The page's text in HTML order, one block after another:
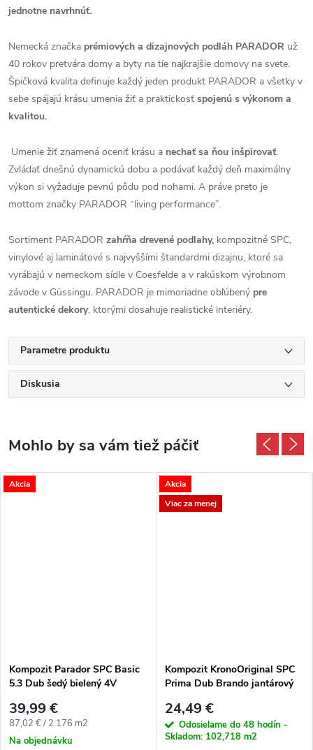
jednotne navrhnúť.
Nemecká značka prémiových a dizajnových podláh PARADOR už
40 rokov pretvára domy a byty na tie najkrajšie domovy na svete.
Špičková kvalita definuje každý jeden produkt PARADOR a všetky v
sebe spájajú krásu umenia žiť a praktickosť spojenú s výkonom a
kvalitou.
Umenie žiť znamená oceniť krásu a nechať sa ňou inšpirovať.
Zvládať dnešnú dynamickú dobu a podávať každý deň maximálny
výkon si vyžaduje pevnú pôdu pod nohami. A práve preto je
mottom značky PARADOR “living performance”.
Sortiment PARADOR zahŕňa drevené podlahy, kompozitné SPC,
vinylové aj laminátové s najvyššími štandardmi dizajnu, ktoré sa
vyrábajú v nemeckom sídle v Coesfelde a v rakúskom výrobnom
závode v Güssingu. PARADOR je mimoriadne obľúbený pre
autentické dekory, ktorými dosahuje realistické interiéry.
Parametre produktu
Diskusia
Akcia
Kompozit Parador SPC Basic
5.3 Dub šedý bielený 4V
39,99 €
Jednotková cena:
87,02 € / 2.176 m2
Na objednávku
Akcia
Viac za menej
Kompozit KronoOriginal SPC
Prima Dub Brando jantárový
24,49 €
Odosielame do 48 hodín -
Skladom: 102,718 m2